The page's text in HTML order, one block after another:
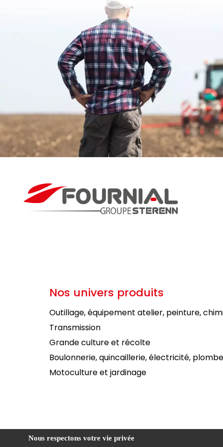
Nos univers produits
Outillage, équipement atelier, peinture,
Transmission
Grande culture et récolte
Boulonnerie, quincaillerie, électricité,
Motoculture et jardinage
Nous respectons votre vie privée